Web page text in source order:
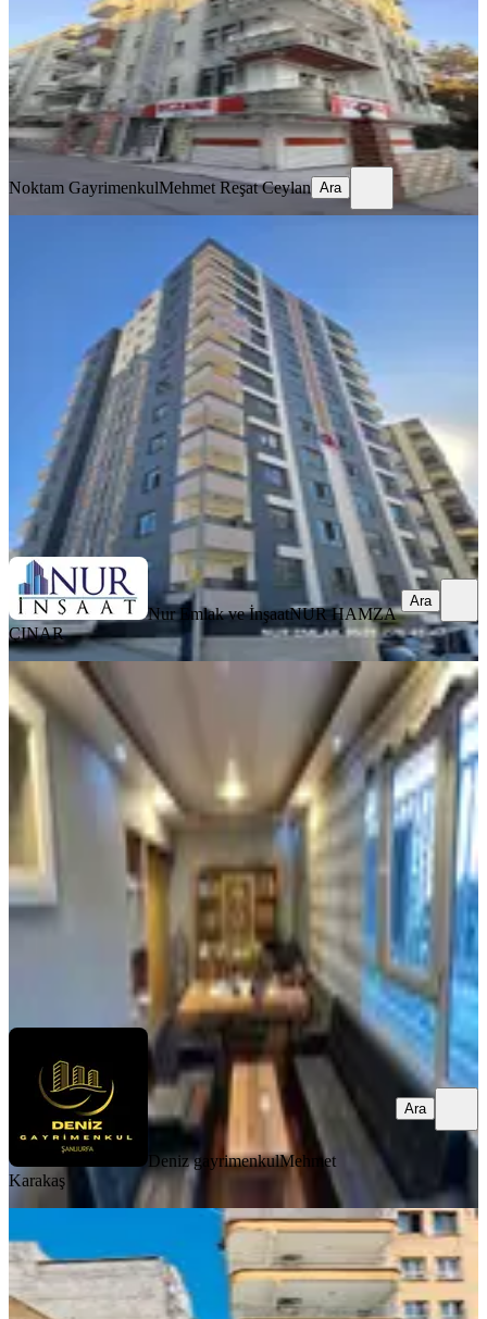
4+1·250 m² · 2. Kat 26.07.2026
4.350.000 ₺
Noktam GayrimenkulMehmet Reşat Ceylan
Ara
Noktam GayrimenkulMehmet Reşat Ceylan Ara
Doğukentte 2.35 Mt Yolun Sonu 2+1
Fulyapılı Daireler *nur Emlak*
Haliliye, Güzelyurt Mahallesi
2+1 · 110 m²·7. Kat · 08.08.2026
3.500.000 ₺
Nur Emlak ve İnşaatNUR HAMZA ÇINAR
Ara
Nur Emlak ve İnşaatNUR HAMZA
ÇINAR
Ara
YENİ
Deniz Gayrimenkul’den Bahçelievler
Mah Cengiz Topel Okulu Karşısı
Satılık 3+1 Ara Kat Daire
Haliliye, Cengiz Topel Mahallesi
3+1·140 m² ·2. Kat·07.08.2026
1.250.000 ₺
Deniz gayrimenkul Mehmet Karakaş
Deniz gayrimenkulMehmet
Karakaş
Ara
Şanlıurfa Haliliye Şair Nabi Mah. 3+1
Doğalgazlı, Çif Balkonlu 2 Adet
Klimalı 2.kat 170 M2 Daire